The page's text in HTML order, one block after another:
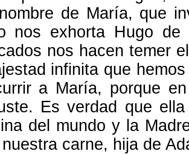
de María, que
nos exhorta Hugo
nos hacen temer
infinita que
a María, porque
Es verdad que
del mundo y la
carne, hija de